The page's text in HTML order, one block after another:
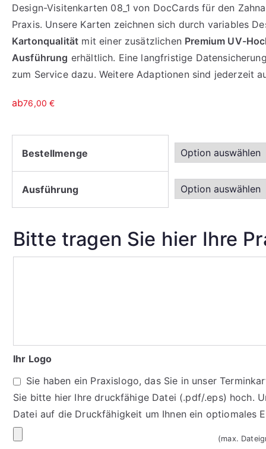
Design-Visitenkarten 08_1 von DocCards für den
Praxis. Unsere Karten zeichnen sich durch variables
Kartonqualität mit einer zusätzlichen Premium UV-
Ausführung erhältlich. Eine langfristige
zum Service dazu. Weitere Adaptionen sind jederzeit
ab76,00€
Bestellmenge
Ausführung
Bitte tragen Sie hier Ihre
Ihr Logo
Sie haben ein Praxislogo, das Sie in unser
Sie bitte hier Ihre druckfähige Datei (.pdf/.eps) hoch.
Datei auf die Druckfähigkeit um Ihnen ein optiomales
(max.